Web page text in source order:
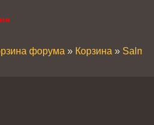
форума » Корзина »